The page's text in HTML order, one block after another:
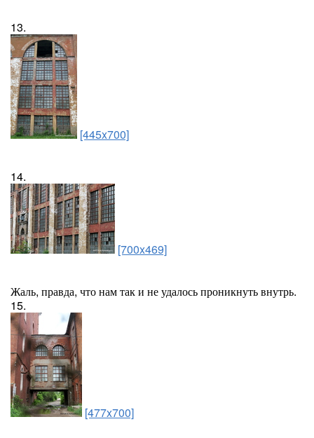
13.
[445x700]
14.
[700x469]
Жаль, правда, что нам так и не удалось проникнуть внутрь.
15.
[477x700]